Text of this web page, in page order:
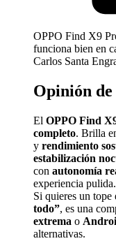
OPPO Find X9
funciona bien en
Carlos Santa
Opinión
El OPPO Find
completo. Brilla
y rendimiento
estabilización
con autonomía
experiencia pulida.
Si quieres un tope
todo”, es una
extrema o
alternativas.